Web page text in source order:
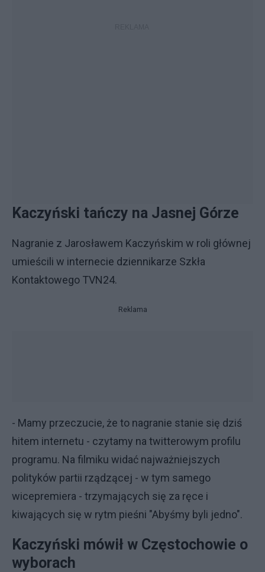
Kaczyński tańczy na Jasnej Górze
Nagranie z Jarosławem Kaczyńskim w roli głównej
umieścili w internecie dziennikarze Szkła
Kontaktowego TVN24.
Reklama
- Mamy przeczucie, że to nagranie stanie się dziś
hitem internetu - czytamy na twitterowym profilu
programu. Na filmiku widać najważniejszych
polityków partii rządzącej - w tym samego
wicepremiera - trzymających się za ręce i
kiwających się w rytm pieśni "Abyśmy byli jedno".
Kaczyński mówił w Częstochowie o
wyborach